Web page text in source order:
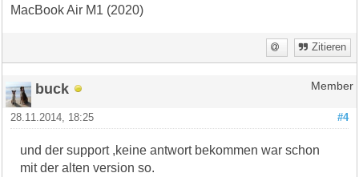
MacBook Air M1 (2020)
Zitieren
buck Member
#4
28.11.2014, 18:25
und der support ,keine antwort bekommen war schon
mit der alten version so.